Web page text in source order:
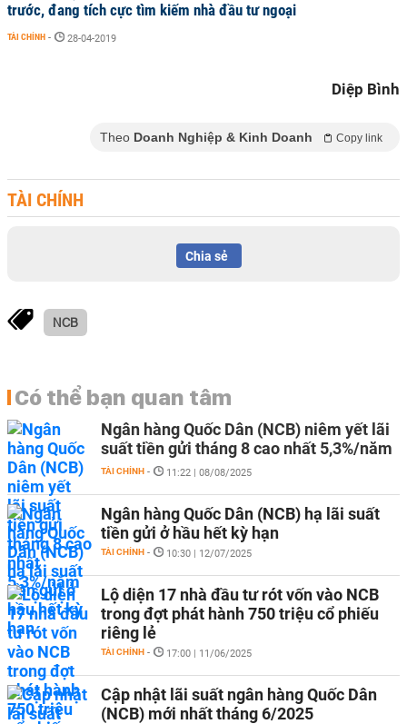
trước, đang tích cực tìm kiếm nhà đầu tư ngoại
TÀI CHÍNH - 28-04-2019
Diệp Bình
Theo Doanh Nghiệp & Kinh Doanh Copy link
TÀI CHÍNH
Chia sẻ
NCB
Có thể bạn quan tâm
Ngân hàng Quốc Dân (NCB) niêm yết lãi
suất tiền gửi tháng 8 cao nhất 5,3%/năm
TÀI CHÍNH - 11:22 | 08/08/2025
Ngân hàng Quốc Dân (NCB) hạ lãi suất
tiền gửi ở hầu hết kỳ hạn
TÀI CHÍNH - 10:30 | 12/07/2025
Lộ diện 17 nhà đầu tư rót vốn vào NCB
trong đợt phát hành 750 triệu cổ phiếu
riêng lẻ
TÀI CHÍNH - 17:00 | 11/06/2025
Cập nhật lãi suất ngân hàng Quốc Dân
(NCB) mới nhất tháng 6/2025